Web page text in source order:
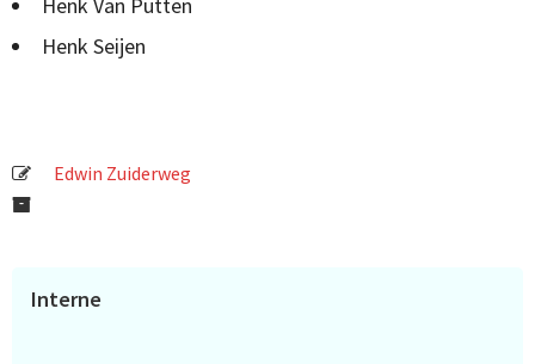
Henk Seijen
Edwin Zuiderweg
Primaire
Interne